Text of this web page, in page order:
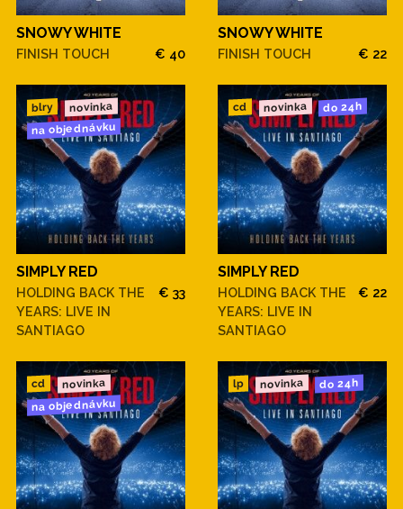
SNOWY WHITE
FINISH TOUCH € 40
SNOWY WHITE
FINISH TOUCH € 22
blry novinka
na objednávku
SIMPLY RED
HOLDING BACK THE
YEARS: LIVE IN
SANTIAGO
€ 33
cd novinka do 24h
SIMPLY RED
HOLDING BACK THE
YEARS: LIVE IN
SANTIAGO
€ 22
cd novinka
na objednávku
lp novinka do 24h